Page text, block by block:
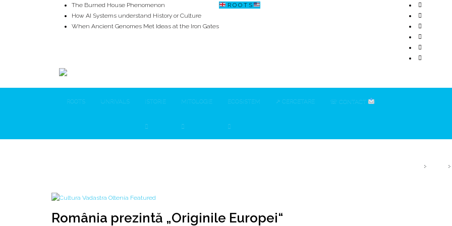
R O O T S
How AI Systems understand History or Culture
When Ancient Genomes Met Ideas at the Iron Gates
The Danube River „Bone Network”
ROOTS UNRIVALS ISTORIE MITOLOGIE ECOSISTEM ↗ CERCETARE ☏ CONTACT
România prezintă „Originile Europei“